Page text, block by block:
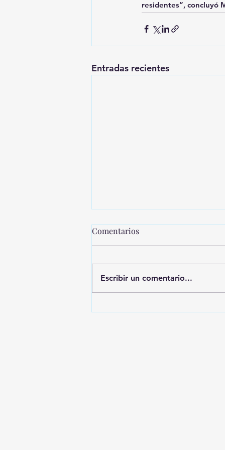
residentes”, concluyó
Entradas recientes
Comentarios
Escribir un comentario...